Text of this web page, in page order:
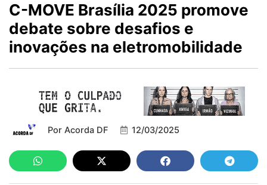
C-MOVE Brasília 2025 promove
debate sobre desafios e
inovações na eletromobilidade
Por Acorda DF 12/03/2025